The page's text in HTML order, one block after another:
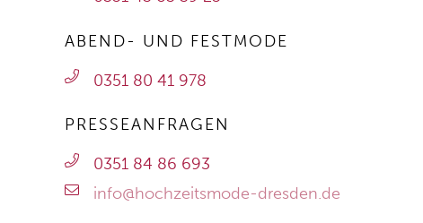
ABEND- UND FESTMODE
0351 80 41 978
PRESSEANFRAGEN
0351 84 86 693
info@hochzeitsmode-dresden.de